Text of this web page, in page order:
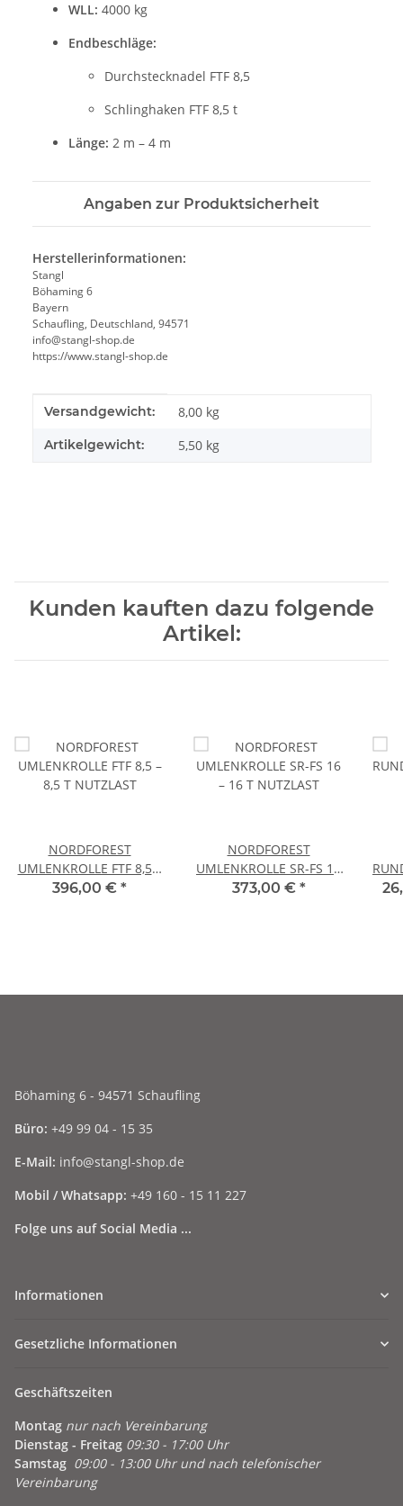
WLL: 4000 kg
Endbeschläge:
Durchstecknadel FTF 8,5
Schlinghaken FTF 8,5 t
Länge: 2 m – 4 m
Angaben zur Produktsicherheit
Herstellerinformationen:
Stangl
Böhaming 6
Bayern
Schaufling, Deutschland, 94571
info@stangl-shop.de
https://www.stangl-shop.de
Produkteigenschaft
Wert
Versandgewicht: 8,00 kg
Artikelgewicht: 5,50 kg
Kunden kauften dazu folgende
Artikel:
NORDFOREST
UMLENKROLLE FTF 8,5 –
8,5 T NUTZLAST
396,00 € *
NORDFOREST
UMLENKROLLE SR-FS 16
– 16 T NUTZLAST
373,00 € *
Böhaming 6 - 94571 Schaufling
Büro: +49 99 04 - 15 35
E-Mail: info@stangl-shop.de
Mobil / Whatsapp: +49 160 - 15 11 227
Folge uns auf Social Media ...
Informationen
Gesetzliche Informationen
Geschäftszeiten
Montag nur nach Vereinbarung
Dienstag - Freitag 09:30 - 17:00 Uhr
Samstag 09:00 - 13:00 Uhr und nach telefonischer
Vereinbarung